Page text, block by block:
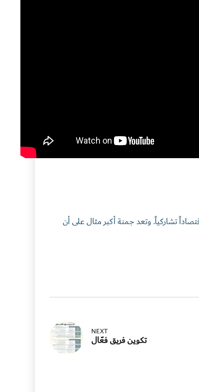
تشاركياً. وتعد جمنة أكبر مثال على أن
NEXT
تكوين فريق فعّال